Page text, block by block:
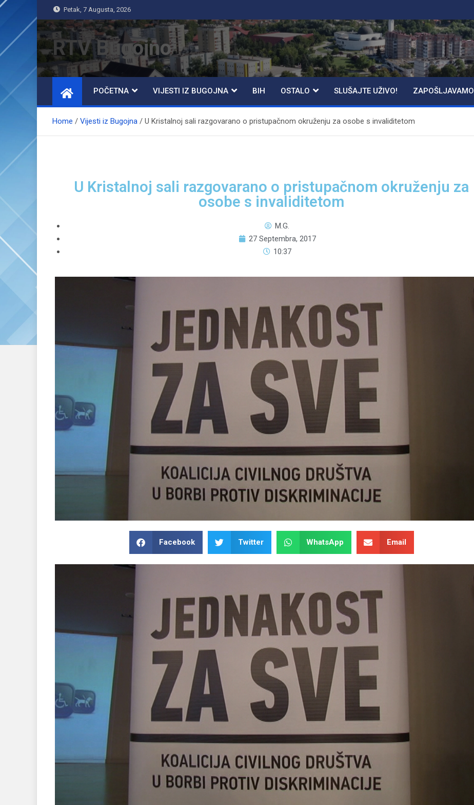
Petak, 7 Augusta, 2026
RTV Bugojno
POČETNA VIJESTI IZ BUGOJNA BIH OSTALO SLUŠAJTE UŽIVO! ZAPOŠLJAVAMO
Home Vijesti iz Bugojna U Kristalnoj sali razgovarano o pristupačnom okruženju za osobe s invaliditetom
U Kristalnoj sali razgovarano o pristupačnom okruženju za
osobe s invaliditetom
M.G.
27 Septembra, 2017
10:37
Facebook Twitter WhatsApp Email